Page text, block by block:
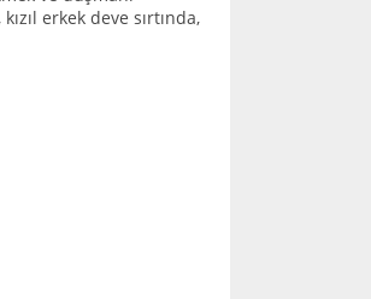
erkek deve sırtında,